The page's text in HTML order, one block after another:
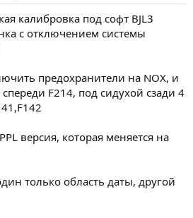
калибровка под софт BJL3
с отключением системы
предохранители на NOX, и
F214, под сидухой сзади 4
версия, которая меняется на
только область даты, другой